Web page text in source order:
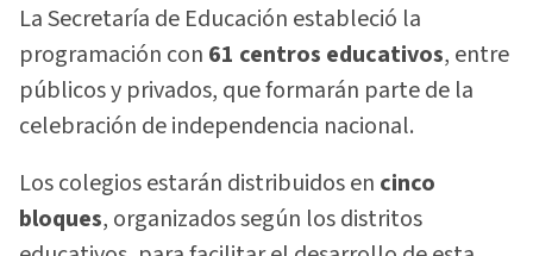
La Secretaría de Educación estableció la
programación con 61 centros educativos, entre
públicos y privados, que formarán parte de la
celebración de independencia nacional.
Los colegios estarán distribuidos en cinco
bloques, organizados según los distritos